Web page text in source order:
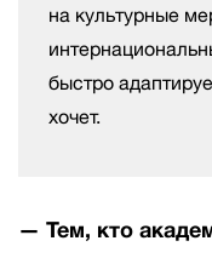
на культурные
быстро
хочет.
— Тем, кто